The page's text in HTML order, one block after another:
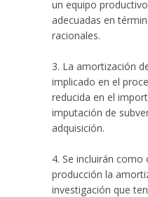
un equipo
adecuadas en
racionales.
3. La amortización
implicado en el
reducida en el
imputación de
adquisición.
4. Se incluirán
producción la
investigación que